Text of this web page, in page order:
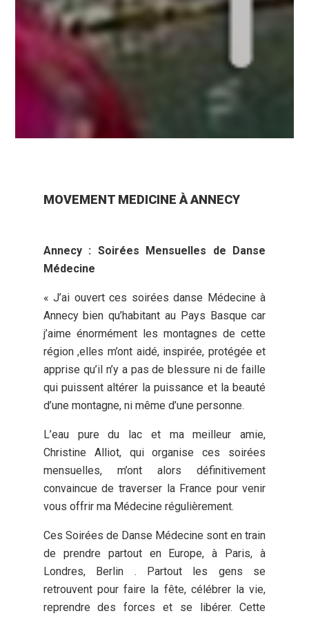
MOVEMENT MEDICINE À ANNECY
Annecy : Soirées Mensuelles de Danse
Médecine
« J’ai ouvert ces soirées danse Médecine à
Annecy bien qu’habitant au Pays Basque car
j’aime énormément les montagnes de cette
région ,elles m’ont aidé, inspirée, protégée et
apprise qu’il n’y a pas de blessure ni de faille
qui puissent altérer la puissance et la beauté
d’une montagne, ni même d’une personne.
L’eau pure du lac et ma meilleur amie,
Christine Alliot, qui organise ces soirées
mensuelles, m’ont alors définitivement
convaincue de traverser la France pour venir
vous offrir ma Médecine régulièrement.
Ces Soirées de Danse Médecine sont en train
de prendre partout en Europe, à Paris, à
Londres, Berlin . Partout les gens se
retrouvent pour faire la fête, célébrer la vie,
reprendre des forces et se libérer. Cette